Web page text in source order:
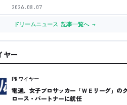
2026.08.07
ドリームニュース 記事一覧へ →
ヤー
PRワイヤー
電通、女子プロサッカー「ＷＥリーグ」の
ロース・パートナーに就任